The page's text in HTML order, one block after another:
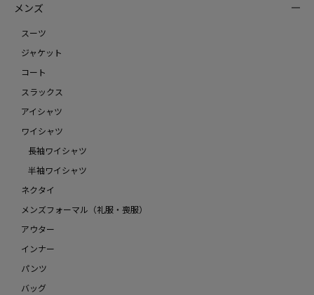
メンズ
スーツ
ジャケット
コート
スラックス
アイシャツ
ワイシャツ
長袖ワイシャツ
半袖ワイシャツ
ネクタイ
メンズフォーマル（礼服・喪服）
アウター
インナー
パンツ
バッグ